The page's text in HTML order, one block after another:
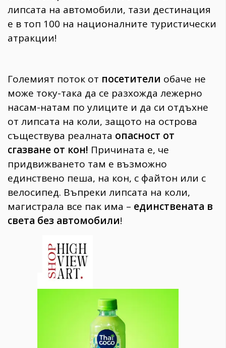
липсата на автомобили, тази дестинация
е в топ 100 на националните туристически
атракции!
Големият поток от посетители обаче не
може току-така да се разхожда лежерно
насам-натам по улиците и да си отдъхне
от липсата на коли, защото на острова
съществува реалната опасност от
сгазване от кон! Причината е, че
придвижването там е възможно
единствено пеша, на кон, с файтон или с
велосипед. Въпреки липсата на коли,
магистрала все пак има – единствената в
света без автомобили!